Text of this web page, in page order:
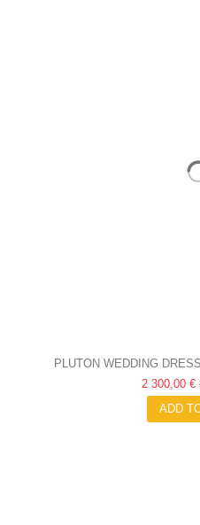
PLUTON WEDDING
2 300,00 €
ADD